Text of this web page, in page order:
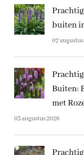
buiten
07
Buiten:
met
03 augustus 2026